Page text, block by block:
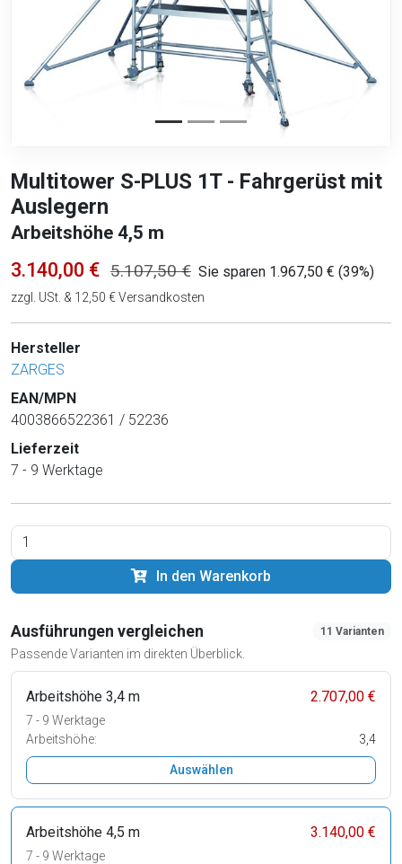
Multitower S-PLUS 1T - Fahrgerüst mit
Auslegern
Arbeitshöhe 4,5 m
3.140,00 € 5.107,50 € Sie sparen 1.967,50 € (39%)
zzgl. USt. & 12,50 € Versandkosten
Hersteller
ZARGES
EAN/MPN
4003866522361 / 52236
Lieferzeit
7 - 9 Werktage
In den Warenkorb
Ausführungen vergleichen
Passende Varianten im direkten Überblick.
11 Varianten
Arbeitshöhe 3,4 m 2.707,00 €
7 - 9 Werktage
Arbeitshöhe:
3,4
Auswählen
Arbeitshöhe 4,5 m 3.140,00 €
7 - 9 Werktage